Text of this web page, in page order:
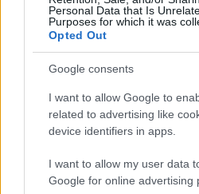
Personal Data that Is
Purposes for which it was
Opted Out
Google consents
I want to allow Google to
related to advertising like
device identifiers in apps.
I want to allow my user data
Google for online advertising
Το gadget από τα IKEA
ευρώ και θα βάλει σε
κουζίνας σου